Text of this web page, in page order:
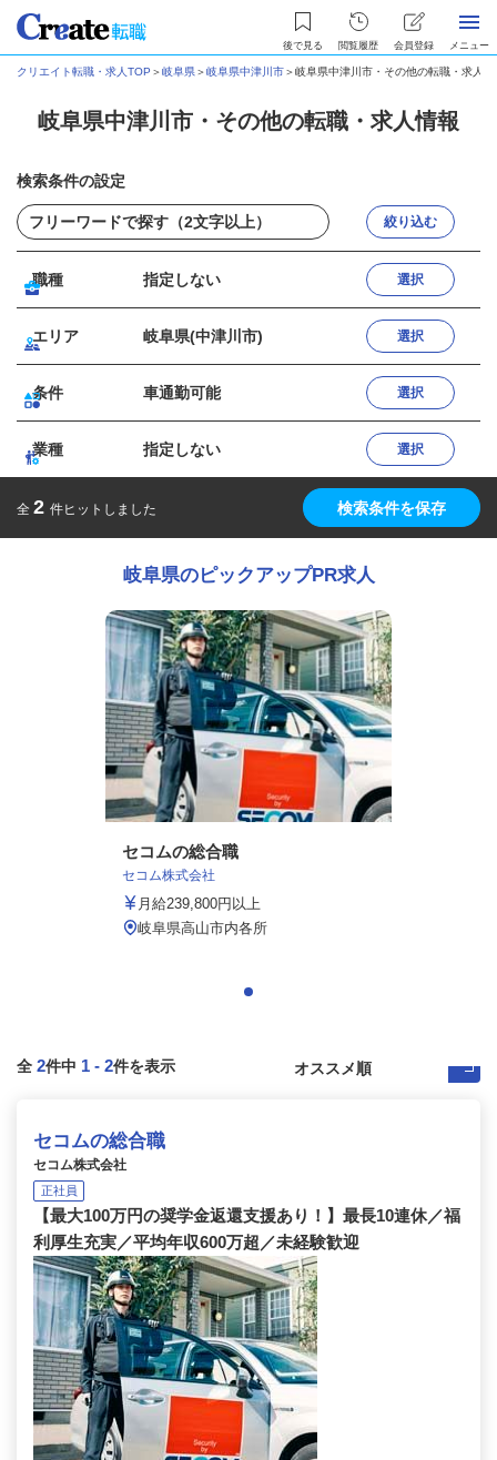
後で見る 閲覧履歴 会員登録 メニュー
クリエイト転職・求人TOP ＞岐阜県＞岐阜県中津川市＞岐阜県中津川市・その他の転職・求人情
岐阜県中津川市・その他の転職・求人情報
検索条件の設定
絞り込む
職種 指定しない 選択
エリア 岐阜県(中津川市) 選択
条件 車通勤可能 選択
業種 指定しない 選択
全 2 件ヒットしました 検索条件を保存
岐阜県のピックアップPR求人
セコムの総合職
セコム株式会社
月給239,800円以上
岐阜県高山市内各所
全 2件中 1 - 2件を表示
セコムの総合職
セコム株式会社
正社員
【最大100万円の奨学金返還支援あり！】最長10連休／福
利厚生充実／平均年収600万超／未経験歓迎